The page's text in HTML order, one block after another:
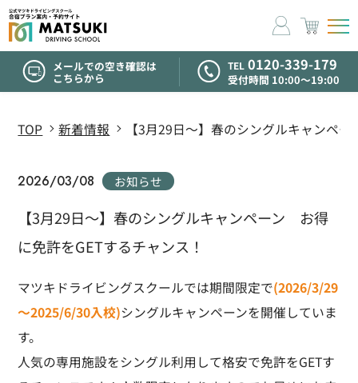
ンツに
進む
メールでの空き確認は
こちらから
TEL 0120-339-179
受付時間 10:00〜19:00
TOP 新着情報 【3月29日～】春のシングルキャンペ
2026/03/08 お知らせ
【3月29日～】春のシングルキャンペーン お得
に免許をGETするチャンス！
マツキドライビングスクールでは期間限定で(2026/3/29
～2025/6/30入校)シングルキャンペーンを開催していま
す。
人気の専用施設をシングル利用して格安で免許をGETす